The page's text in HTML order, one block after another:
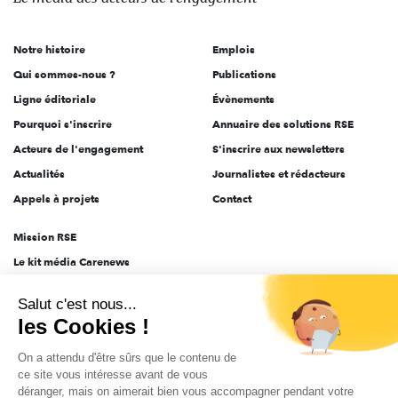
l'engagement
Notre histoire
Qui sommes-nous ?
Ligne éditoriale
Pourquoi s'inscrire
Acteurs de l'engagement
Actualités
Appels à projets
Emplois
Publications
Évènements
Annuaire des solutions RSE
S'inscrire aux newsletters
Journalistes et rédacteurs
Contact
Mission RSE
Le kit média Carenews
AEF info
Novethic
PRODURABLE
Inclusiv Day
Salut c'est nous...
les Cookies !
On a attendu d'être sûrs que le contenu de
ce site vous intéresse avant de vous
déranger, mais on aimerait bien vous accompagner pendant votre